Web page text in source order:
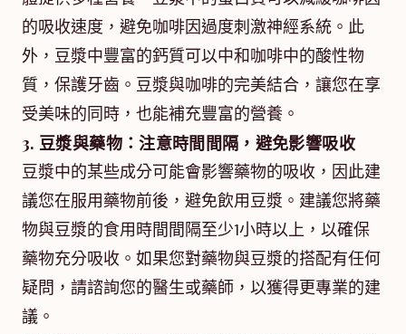
的吸收速度，避免咖啡因過度刺激神經系統。此
外，豆漿中豐富的鈣質可以中和咖啡中的酸性物
質，保護牙齒。豆漿與咖啡的完美結合，讓您在享
受美味的同時，也能補充豐富的營養。
3. 豆漿與藥物：注意時間間隔，避免影響吸收
豆漿中的某些成分可能會影響藥物的吸收，因此建
議您在服用藥物前後，避免飲用豆漿。建議您將藥
物與豆漿的食用時間間隔至少1小時以上，以確保
藥物充分吸收。如果您對藥物與豆漿的搭配有任何
疑問，請諮詢您的醫生或藥師，以獲得更專業的建
議。